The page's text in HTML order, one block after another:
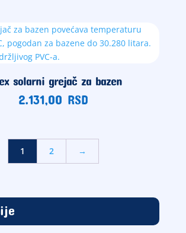
solarni grejač za bazen
2.131,00 RSD
1 2 →